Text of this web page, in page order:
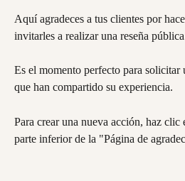
Aquí agradeces a tus clientes por
invitarles a realizar una reseña
Es el momento perfecto para solicitar
que han compartido su experiencia.
Para crear una nueva acción, haz
parte inferior de la "Página de